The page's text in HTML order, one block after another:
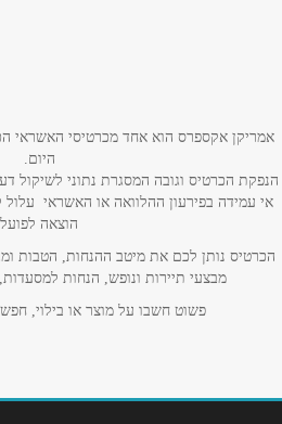
טלפון*
אימייל*
נושא*
אנא חזרו אלי בקשר ל...
אמריקן אקספרס הוא אחד מכרטיסי האשראי
היום.
הנפקת הכרטיס וגובה המסגרת נתוני לשיקול
אי עמידה בפירעון ההלוואה או האשראי עלול
הוצאה לפועל
הכרטיס נותן לכם את מיטב ההנחות, הטבות
מבצעי תיירות ונופש, הנחות
פשוט חשבו על מוצר או בילוי,